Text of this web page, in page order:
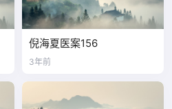
倪海夏医案156
3年前